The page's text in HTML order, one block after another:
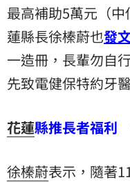
最高補助5萬元（
蓮縣長徐榛蔚也發
一造冊，長輩勿自
先致電健保特約牙
花蓮縣推長者福利
徐榛蔚表示，隨著